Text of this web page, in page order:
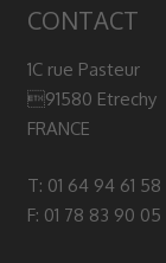
CONTACT
1C rue Pasteur
91580 Etrechy
FRANCE
T: 01 64 94 61 58
F: 01 78 83 90 05